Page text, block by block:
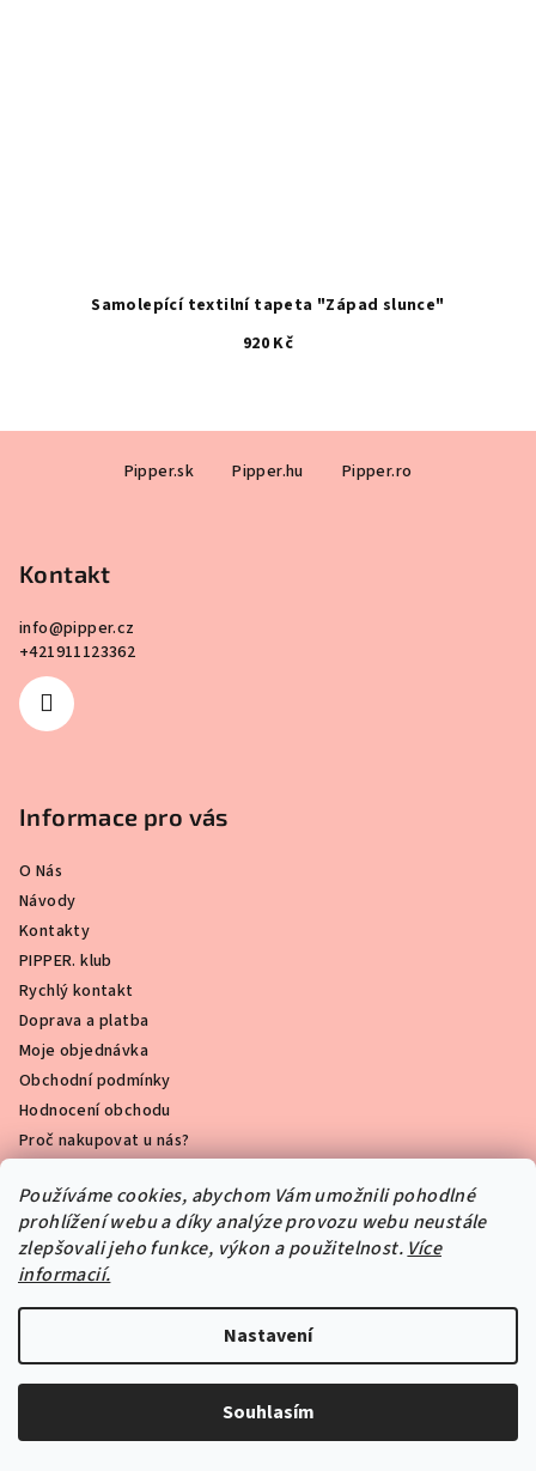
Používáme cookies, abychom Vám umožnili pohodlné
prohlížení webu a díky analýze provozu webu neustále
zlepšovali jeho funkce, výkon a použitelnost. Více
informacií.
Nastavení
Souhlasím
Samolepící textilní tapeta "Západ slunce"
920 Kč
Pipper.sk Pipper.hu Pipper.ro
Kontakt
info@pipper.cz
+421911123362
Informace pro vás
O Nás
Návody
Kontakty
PIPPER. klub
Rychlý kontakt
Doprava a platba
Moje objednávka
Obchodní podmínky
Hodnocení obchodu
Proč nakupovat u nás?
Pravidla akce 2+1 zdarma
Nenašli jste co jste hledali?
Kam a jak nalepit samolepku?
Blog
Proč jsme si zamilovali čalouněné panely